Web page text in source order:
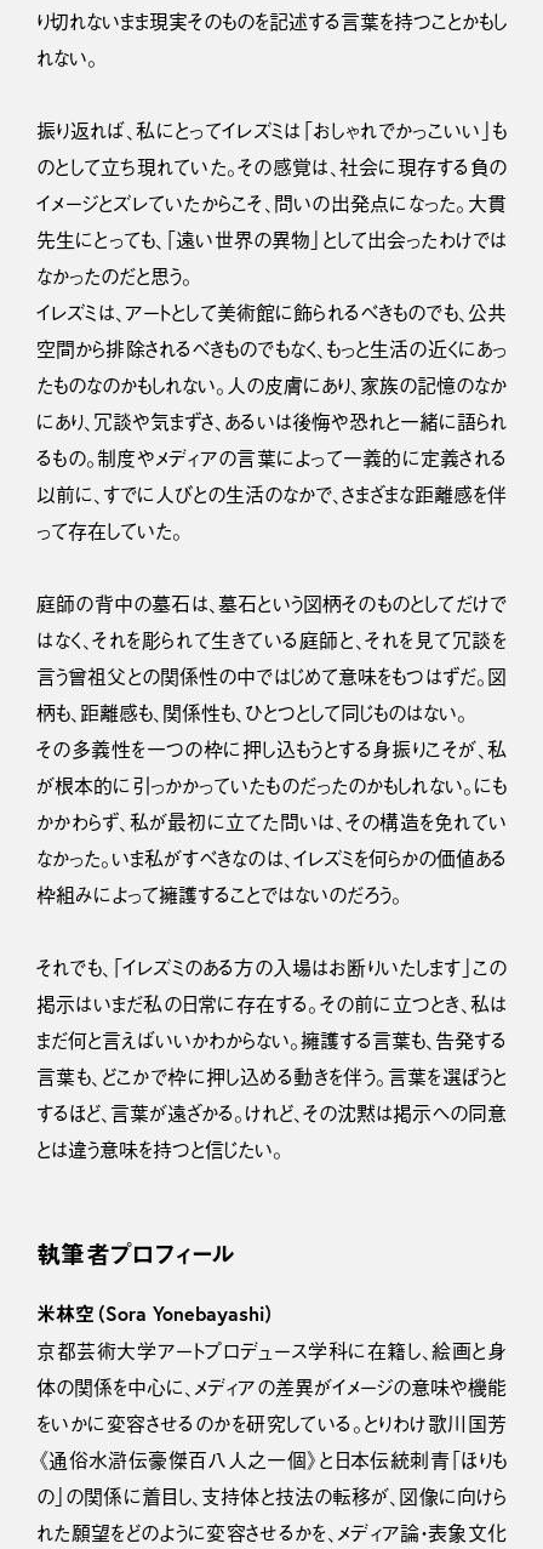
り切れないまま現実そのものを記述する言葉を持つことかもし
れない。
振り返れば、私にとってイレズミは「おしゃれでかっこいい」も
のとして立ち現れていた。その感覚は、社会に現存する負の
イメージとズレていたからこそ、問いの出発点になった。大貫
先生にとっても、「遠い世界の異物」として出会ったわけでは
なかったのだと思う。
イレズミは、アートとして美術館に飾られるべきものでも、公共
空間から排除されるべきものでもなく、もっと生活の近くにあっ
たものなのかもしれない。人の皮膚にあり、家族の記憶のなか
にあり、冗談や気まずさ、あるいは後悔や恐れと一緒に語られ
るもの。制度やメディアの言葉によって一義的に定義される
以前に、すでに人びとの生活のなかで、さまざまな距離感を伴
って存在していた。
庭師の背中の墓石は、墓石という図柄そのものとしてだけで
はなく、それを彫られて生きている庭師と、それを見て冗談を
言う曾祖父との関係性の中ではじめて意味をもつはずだ。図
柄も、距離感も、関係性も、ひとつとして同じものはない。
その多義性を一つの枠に押し込もうとする身振りこそが、私
が根本的に引っかかっていたものだったのかもしれない。にも
かかわらず、私が最初に立てた問いは、その構造を免れてい
なかった。いま私がすべきなのは、イレズミを何らかの価値ある
枠組みによって擁護することではないのだろう。
それでも、「イレズミのある方の入場はお断りいたします」この
掲示はいまだ私の日常に存在する。その前に立つとき、私は
まだ何と言えばいいかわからない。擁護する言葉も、告発する
言葉も、どこかで枠に押し込める動きを伴う。言葉を選ぼうと
するほど、言葉が遠ざかる。けれど、その沈黙は掲示への同意
とは違う意味を持つと信じたい。
執筆者プロフィール
米林空（Sora Yonebayashi）
京都芸術大学アートプロデュース学科に在籍し、絵画と身
体の関係を中心に、メディアの差異がイメージの意味や機能
をいかに変容させるのかを研究している。とりわけ歌川国芳
《通俗水滸伝豪傑百八人之一個》と日本伝統刺青「ほりも
の」の関係に着目し、支持体と技法の転移が、図像に向けら
れた願望をどのように変容させるかを、メディア論・表象文化